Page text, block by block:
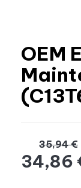
OEM
35,94 €
34,86